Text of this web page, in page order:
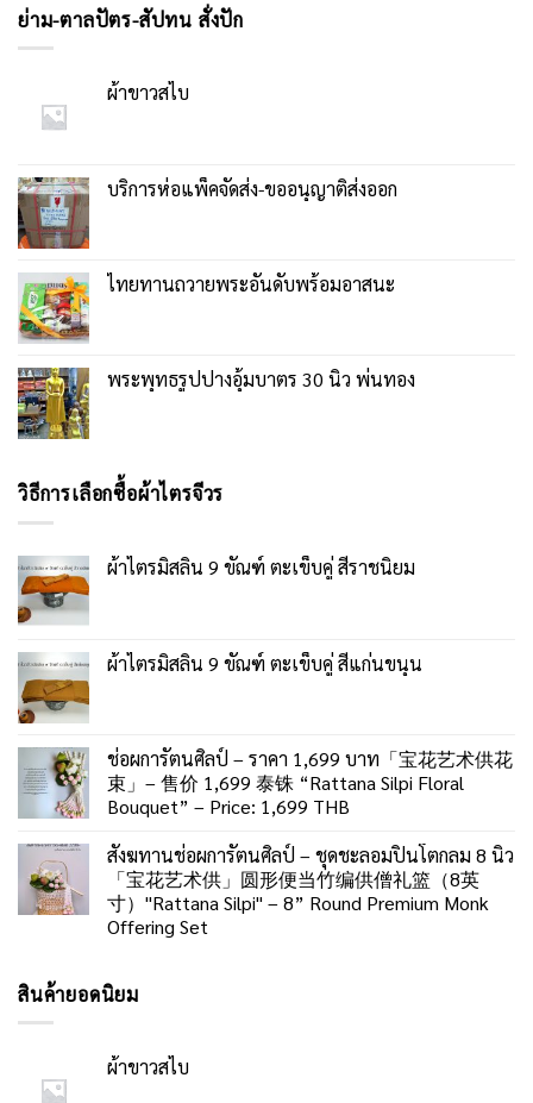
ย่าม-ตาลปัตร-สัปทน สั่งปัก
ผ้าขาวสไบ
บริการห่อแพ็คจัดส่ง-ขออนุญาติส่งออก
ไทยทานถวายพระอันดับพร้อมอาสนะ
พระพุทธรูปปางอุ้มบาตร 30 นิ้ว พ่นทอง
วิธีการเลือกซื้อผ้าไตรจีวร
ผ้าไตรมิสลิน 9 ขัณฑ์ ตะเข็บคู่ สีราชนิยม
ผ้าไตรมิสลิน 9 ขัณฑ์ ตะเข็บคู่ สีแก่นขนุน
ช่อผการัตนศิลป์ – ราคา 1,699 บาท「宝花艺术供花
束」– 售价 1,699 泰铢 “Rattana Silpi Floral
Bouquet” – Price: 1,699 THB
สังฆทานช่อผการัตนศิลป์ – ชุดชะลอมปิ่นโตกลม 8 นิ้ว
「宝花艺术供」圆形便当竹编供僧礼篮（8英
寸）"Rattana Silpi" – 8” Round Premium Monk
Offering Set
สินค้ายอดนิยม
ผ้าขาวสไบ